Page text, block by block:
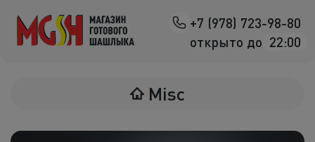
+7 (978) 723-98-80
открыто до 22:00
Назад
Овощи на
Misc